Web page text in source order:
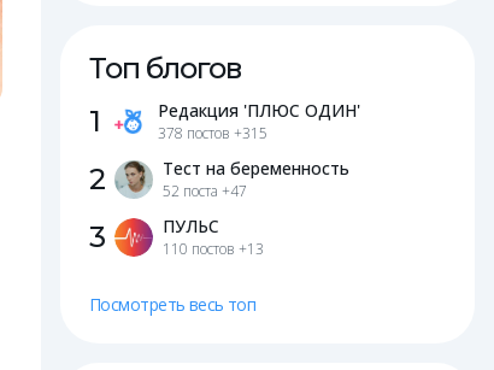
Топ блогов
1
Редакция 'ПЛЮС ОДИН'
378 постов+315
2 Тест на беременность
52 поста+47
3 ПУЛЬС
110 постов+13
Посмотреть весь топ